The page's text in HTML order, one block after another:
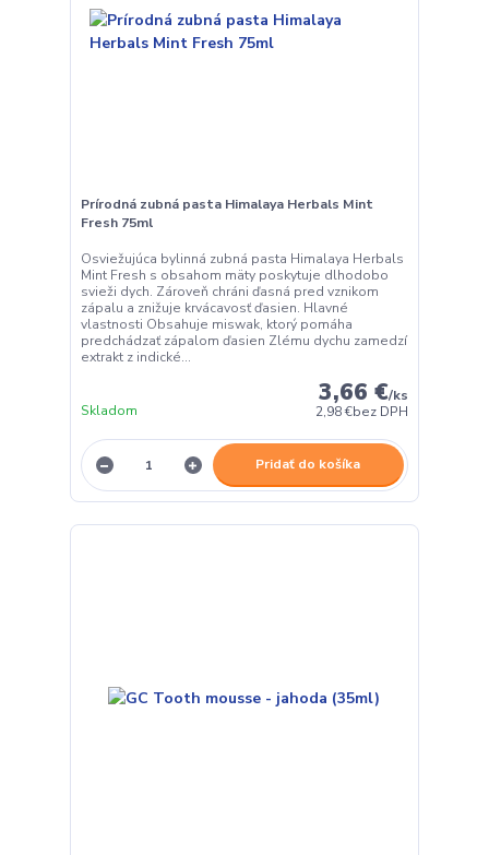
Prírodná zubná pasta Himalaya Herbals Mint
Fresh 75ml
Osviežujúca bylinná zubná pasta Himalaya Herbals
Mint Fresh s obsahom mäty poskytuje dlhodobo
svieži dych. Zároveň chráni ďasná pred vznikom
zápalu a znižuje krvácavosť ďasien. Hlavné
vlastnosti Obsahuje miswak, ktorý pomáha
predchádzať zápalom ďasien Zlému dychu zamedzí
extrakt z indické...
3,66 €/ks
2,98 €bez DPH
Skladom
Pridať do košíka